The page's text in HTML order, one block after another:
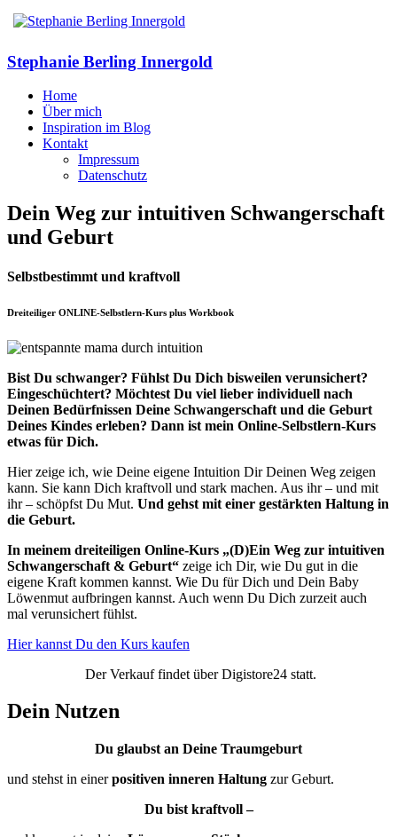
Stephanie Berling Innergold
Home
Über mich
Inspiration im Blog
Kontakt
Impressum
Datenschutz
Dein Weg zur intuitiven Schwangerschaft
und Geburt
Selbstbestimmt und kraftvoll
Dreiteiliger ONLINE-Selbstlern-Kurs plus Workbook
Bist Du schwanger? Fühlst Du Dich bisweilen verunsichert?
Eingeschüchtert? Möchtest Du viel lieber individuell nach
Deinen Bedürfnissen Deine Schwangerschaft und die Geburt
Deines Kindes erleben? Dann ist mein Online-Selbstlern-Kurs
etwas für Dich.
Hier zeige ich, wie Deine eigene Intuition Dir Deinen Weg zeigen
kann. Sie kann Dich kraftvoll und stark machen. Aus ihr – und mit
ihr – schöpfst Du Mut. Und gehst mit einer gestärkten Haltung in
die Geburt.
In meinem dreiteiligen Online-Kurs „(D)Ein Weg zur intuitiven
Schwangerschaft & Geburt“ zeige ich Dir, wie Du gut in die
eigene Kraft kommen kannst. Wie Du für Dich und Dein Baby
Löwenmut aufbringen kannst. Auch wenn Du Dich zurzeit auch
mal verunsichert fühlst.
Hier kannst Du den Kurs kaufen
Der Verkauf findet über Digistore24 statt.
Dein Nutzen
Du glaubst an Deine Traumgeburt
und stehst in einerpositiven inneren Haltung zur Geburt.
Du bist kraftvoll –